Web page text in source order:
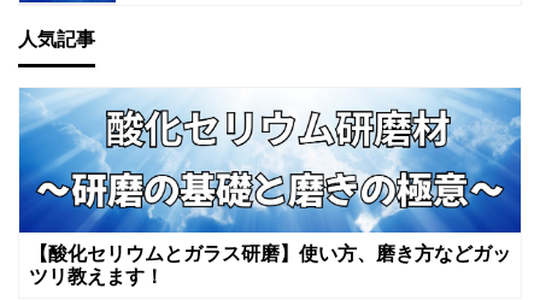
人気記事
【酸化セリウムとガラス研磨】使い方、磨き方などガッ
ツリ教えます！